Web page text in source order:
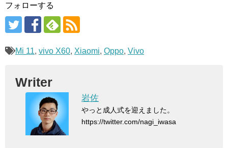
フォローする
Mi 11, vivo X60, Xiaomi, Oppo, Vivo
Writer
岩佐
やっと成人式を迎えました。
https://twitter.com/nagi_iwasa